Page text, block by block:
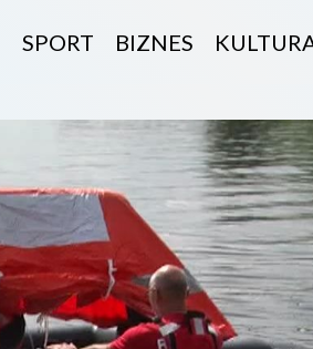
SPORT BIZNES